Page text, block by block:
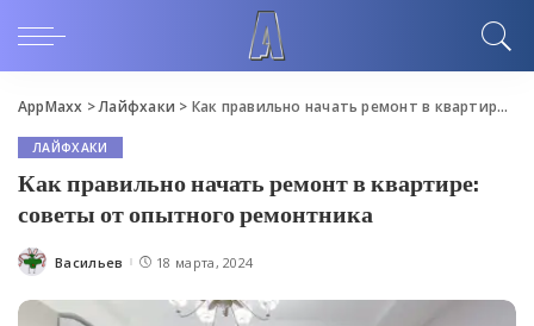
AppMaxx >Лайфхаки > Как правильно начать ремонт в квартире: советы от опытного ремонтника
ЛАЙФХАКИ
Как правильно начать ремонт в квартире:
советы от опытного ремонтника
Posted
Васильев 18 марта, 2024